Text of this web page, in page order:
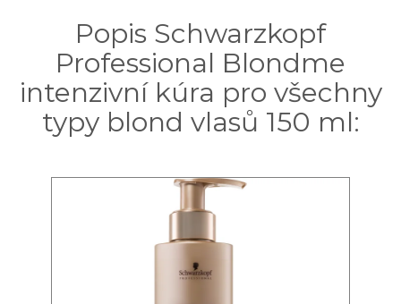
Popis Schwarzkopf
Professional Blondme
intenzivní kúra pro všechny
typy blond vlasů 150 ml: